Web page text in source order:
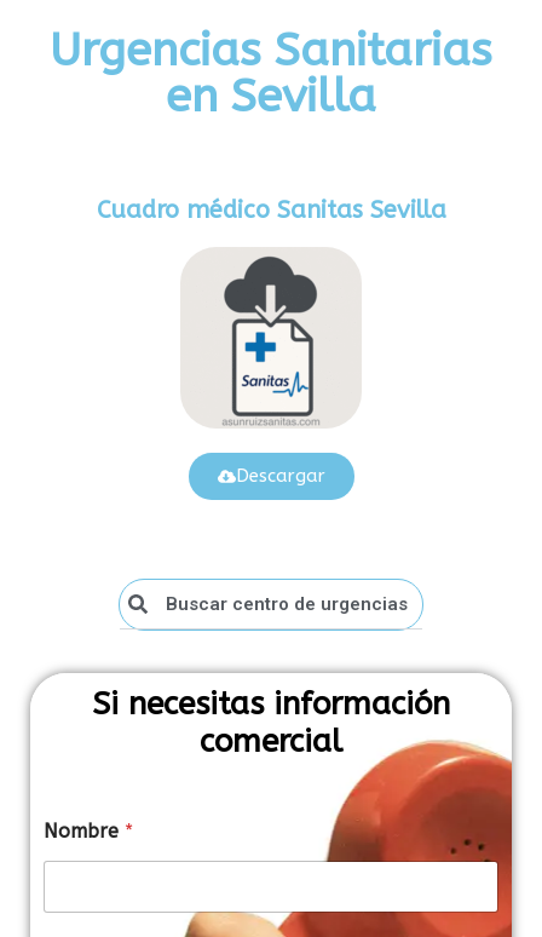
Urgencias Sanitarias
en Sevilla
Cuadro médico Sanitas Sevilla
Descargar
Buscar centro de urgencias
Si necesitas información
comercial
Nombre *